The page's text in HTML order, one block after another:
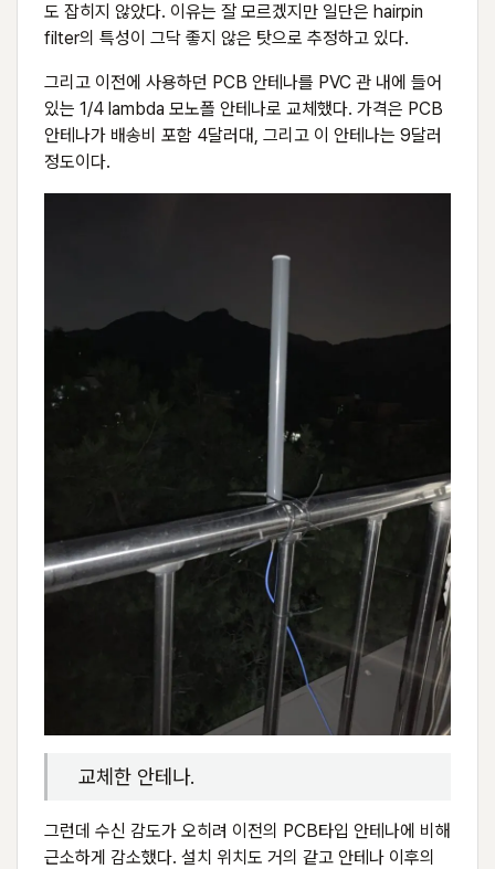
도 잡히지 않았다. 이유는 잘 모르겠지만 일단은 hairpin
filter의 특성이 그닥 좋지 않은 탓으로 추정하고 있다.
그리고 이전에 사용하던 PCB 안테나를 PVC 관 내에 들어
있는 1/4 lambda 모노폴 안테나로 교체했다. 가격은 PCB
안테나가 배송비 포함 4달러대, 그리고 이 안테나는 9달러
정도이다.
교체한 안테나.
그런데 수신 감도가 오히려 이전의 PCB타입 안테나에 비해
근소하게 감소했다. 설치 위치도 거의 같고 안테나 이후의